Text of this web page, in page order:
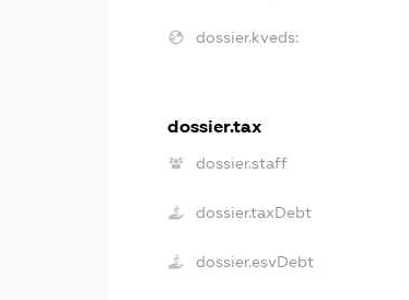
dossier.kveds:
dossier.tax
dossier.staff
dossier.taxDebt
dossier.esvDebt